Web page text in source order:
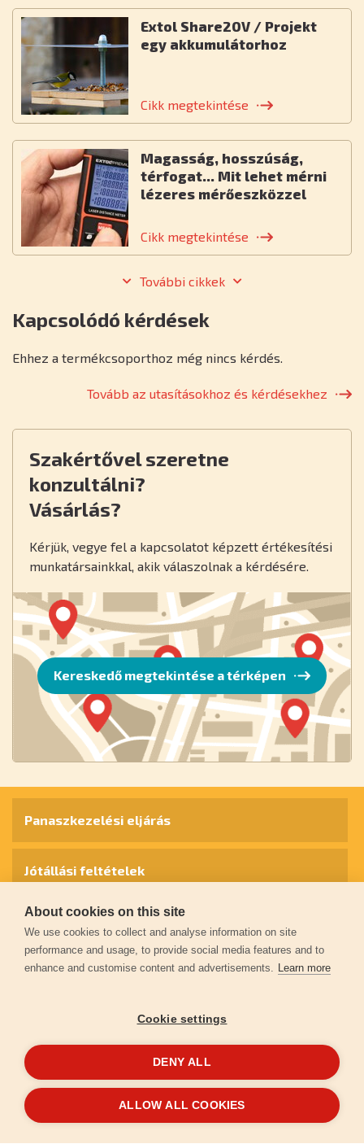
Extol Share20V / Projekt
egy akkumulátorhoz
Cikk megtekintése
Magasság, hosszúság,
térfogat... Mit lehet mérni
lézeres mérőeszközzel
Cikk megtekintése
További cikkek
Kapcsolódó kérdések
Ehhez a termékcsoporthoz még nincs kérdés.
Tovább az utasításokhoz és kérdésekhez
Szakértővel szeretne
konzultálni?
Vásárlás?
Kérjük, vegye fel a kapcsolatot képzett értékesítési
munkatársainkkal, akik válaszolnak a kérdésére.
Kereskedő megtekintése a térképen
© 2026extol.hu- Minden jog fenntartva
Panaszkezelési eljárás
Jótállási feltételek
Személyes adatok védelme
Kapcsolat
Garancia regisztráció
LétrehoztaFEO
About cookies on this site
We use cookies to collect and analyse information on site
performance and usage, to provide social media features and to
enhance and customise content and advertisements. Learn more
Cookie settings
DENY ALL
ALLOW ALL COOKIES